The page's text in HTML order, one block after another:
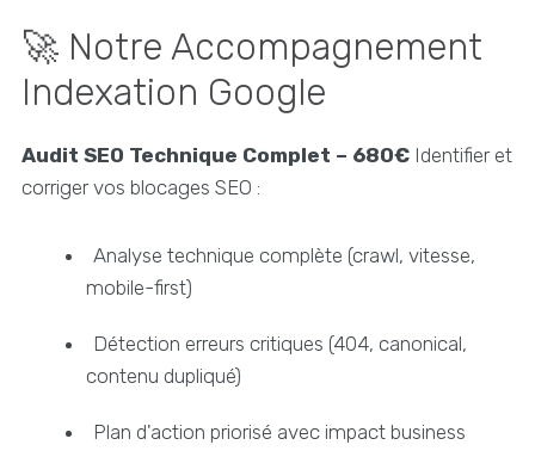
🚀 Notre Accompagnement
Indexation Google
Audit SEO Technique Complet – 680€Identifier et
corriger vos blocages SEO :
Analyse technique complète (crawl, vitesse,
mobile-first)
Détection erreurs critiques (404, canonical,
contenu dupliqué)
Plan d'action priorisé avec impact business